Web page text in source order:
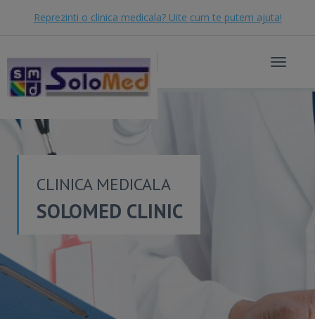
Reprezinti o clinica medicala? Uite cum te putem ajuta!
Toggle
CLINICA MEDICALA
SOLOMED CLINIC